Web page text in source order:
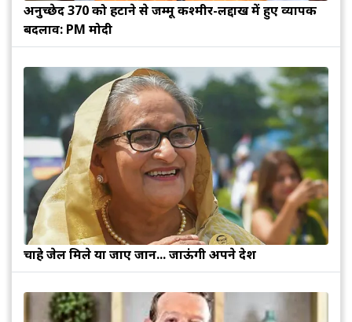
अनुच्छेद 370 को हटाने से जम्मू कश्मीर-लद्दाख में हुए व्यापक
बदलाव: PM मोदी
चाहे जेल मिले या जाए जान... जाऊंगी अपने देश